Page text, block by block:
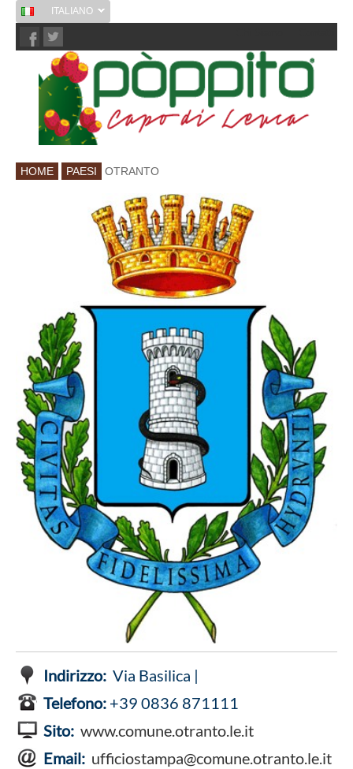
ITALIANO
HOME PAESI OTRANTO
Indirizzo: Via Basilica |
Telefono: +39 0836 871111
Sito: www.comune.otranto.le.it
Email: ufficiostampa@comune.otranto.le.it